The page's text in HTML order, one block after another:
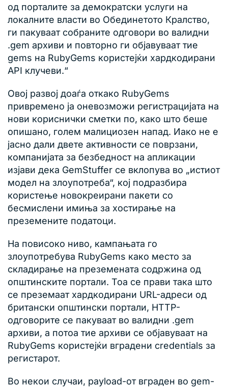
од порталите за демократски услуги на
локалните власти во Обединетото Кралство,
ги пакуваат собраните одговори во валидни
.gem архиви и повторно ги објавуваат тие
gems на RubyGems користејќи хардкодирани
API клучеви.“
Овој развој доаѓа откако RubyGems
привремено ја оневозможи регистрацијата на
нови кориснички сметки по, како што беше
опишано, голем малициозен напад. Иако не е
јасно дали двете активности се поврзани,
компанијата за безбедност на апликации
изјави дека GemStuffer се вклопува во „истиот
модел на злоупотреба“, кој подразбира
користење новокреирани пакети со
бесмислени имиња за хостирање на
преземените податоци.
На повисоко ниво, кампањата го
злоупотребува RubyGems како место за
складирање на преземената содржина од
општинските портали. Тоа се прави така што
се преземаат хардкодирани URL-адреси од
британски општински портали, HTTP-
одговорите се пакуваат во валидни .gem
архиви, а потоа тие архиви се објавуваат на
RubyGems користејќи вградени credentials за
регистарот.
Во некои случаи, payload-от вграден во gem-